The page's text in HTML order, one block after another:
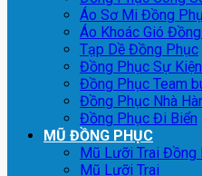
Áo Sơ Mi Đồng
Áo Khoác Gió
Tạp Dề Đồng Phục
Đồng Phục Sự Kiện
Đồng Phục Team
Đồng Phục Nhà
Đồng Phục Đi Biển
MŨ ĐỒNG PHỤC
Mũ Lưỡi Trai Đồng
Mũ Lưỡi Trai